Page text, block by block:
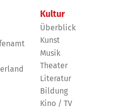
Kultur
Überblick
Kunst
Musik
Theater
Literatur
Bildung
Kino / TV